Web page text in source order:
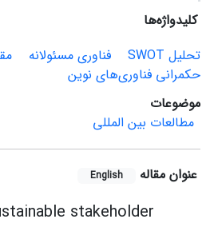
کلیدواژه‌ها
تحلیل SWOT
فناوری مسئولانه
حکمرانی فناوری‌های نوین
موضوعات
مطالعات بین المللی
عنوان مقاله English
stakeholder